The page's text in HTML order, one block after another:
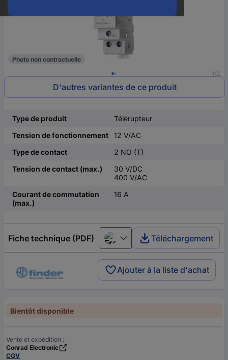
1/2
Photo non contractuelle
D'autres variantes de ce produit
Type de produit
Télérupteur
Tension de fonctionnement
12 V/AC
Type de contact
2 NO (T)
Tension de contact (max.)
30 V/DC
400 V/AC
Courant de commutation
(max.)
16 A
Fiche technique (PDF) Français Téléchargement
Ajouter à la liste d'achat
Bientôt disponible
Vente et expédition :
Conrad Electronic
CGV